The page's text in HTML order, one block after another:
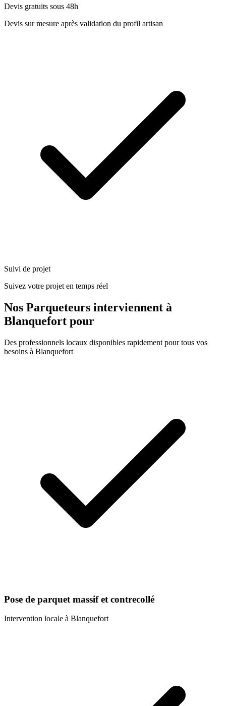
Devis gratuits sous 48h
Devis sur mesure après validation du profil artisan
Suivi de projet
Suivez votre projet en temps réel
Nos Parqueteurs interviennent à
Blanquefort pour
Des professionnels locaux disponibles rapidement pour tous vos
besoins à Blanquefort
Pose de parquet massif et contrecollé
Intervention locale à Blanquefort